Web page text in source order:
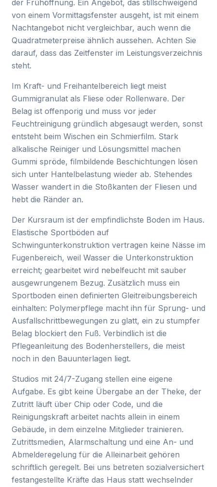
der Frühöffnung. Ein Angebot, das stillschweigend
von einem Vormittagsfenster ausgeht, ist mit einem
Nachtangebot nicht vergleichbar, auch wenn die
Quadratmeterpreise ähnlich aussehen. Achten Sie
darauf, dass das Zeitfenster im Leistungsverzeichnis
steht.
Im Kraft- und Freihantelbereich liegt meist
Gummigranulat als Fliese oder Rollenware. Der
Belag ist offenporig und muss vor jeder
Feuchtreinigung gründlich abgesaugt werden, sonst
entsteht beim Wischen ein Schmierfilm. Stark
alkalische Reiniger und Lösungsmittel machen
Gummi spröde, filmbildende Beschichtungen lösen
sich unter Hantelbelastung wieder ab. Stehendes
Wasser wandert in die Stoßkanten der Fliesen und
hebt die Ränder an.
Der Kursraum ist der empfindlichste Boden im Haus.
Elastische Sportböden auf
Schwingunterkonstruktion vertragen keine Nässe im
Fugenbereich, weil Wasser die Unterkonstruktion
erreicht; gearbeitet wird nebelfeucht mit sauber
ausgewrungenem Bezug. Zusätzlich muss ein
Sportboden einen definierten Gleitreibungsbereich
einhalten: Polymerpflege macht ihn für Sprung- und
Ausfallschrittbewegungen zu glatt, ein zu stumpfer
Belag blockiert den Fuß. Verbindlich ist die
Pflegeanleitung des Bodenherstellers, die meist
noch in den Bauunterlagen liegt.
Studios mit 24/7-Zugang stellen eine eigene
Aufgabe. Es gibt keine Übergabe an der Theke, der
Zutritt läuft über Chip oder Code, und die
Reinigungskraft arbeitet nachts allein in einem
Gebäude, in dem einzelne Mitglieder trainieren.
Zutrittsmedien, Alarmschaltung und eine An- und
Abmelderegelung für die Alleinarbeit gehören
schriftlich geregelt. Bei uns betreten sozialversichert
festangestellte Kräfte das Haus statt wechselnder